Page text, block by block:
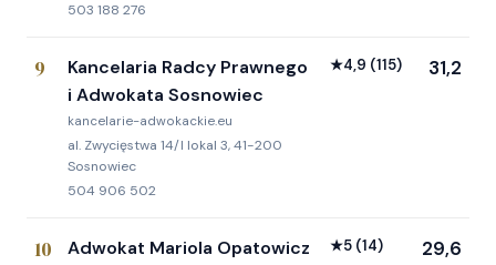
503 188 276
9
Kancelaria Radcy Prawnego
i Adwokata Sosnowiec
kancelarie-adwokackie.eu
al. Zwycięstwa 14/I lokal 3, 41-200
Sosnowiec
504 906 502
★4,9 (115) 31,2
10 Adwokat Mariola Opatowicz ★5 (14) 29,6